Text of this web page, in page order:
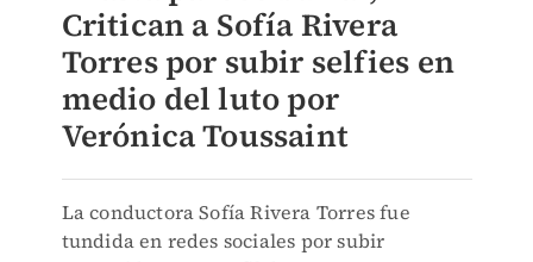
Critican a Sofía Rivera
Torres por subir selfies en
medio del luto por
Verónica Toussaint
La conductora Sofía Rivera Torres fue
tundida en redes sociales por subir